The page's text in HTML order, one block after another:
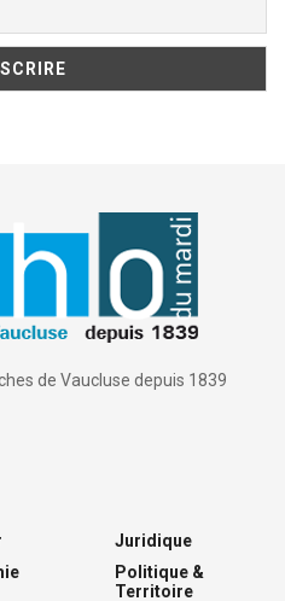
de Vaucluse depuis 1839
Juridique
Politique &
Territoire